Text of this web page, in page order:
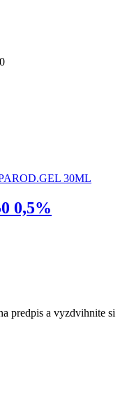
0,5%
predpis a vyzdvihnite si